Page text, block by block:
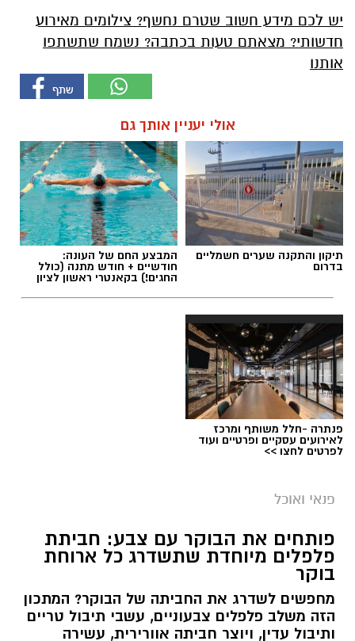
יש לכם מידע חשוב שטרם נחשף? צילומים מאירוע
חדשותי? מצאתם טעות בכתבה? נשמח שתשתפו
אותנו
אולי יעניין אותך גם
תיקון והתקנה שערים חשמליים
בדרום
המבצע החם של העונה:
חודשיים + חודש מתנה (כולל
החגים!) בקאנטרי ראשון לציון
פנתרה -חלל משותף ומרכז
לאירועים עסקיים ופרטיים ועוד
לפרטים לחצו >>
פנאי ואוכל
פותחים את הבוקר עם צבע: חביתת
פלפלים מיוחדת שתשדרג כל ארוחת
בוקר
מחפשים לשדרג את החביתה של הבוקר? המתכון
הזה משלב פלפלים צבעוניים, עשבי תיבול טריים
ותיבול עדין, ויוצר חביתה אוורירית, עשירה